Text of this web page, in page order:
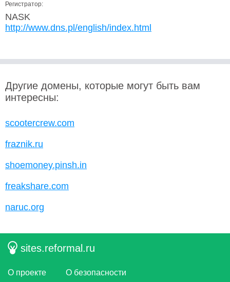
Регистратор:
NASK
http://www.dns.pl/english/index.html
Другие домены, которые могут быть вам
интересны:
scootercrew.com
fraznik.ru
shoemoney.pinsh.in
freakshare.com
naruc.org
sites.reformal.ru
О проекте О безопасности